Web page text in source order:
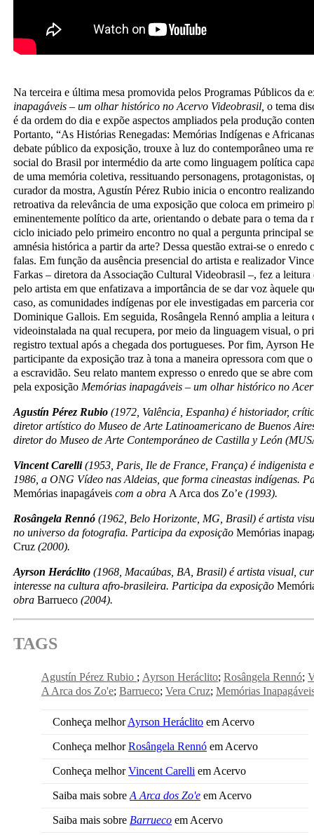
Na terceira e última mesa promovida pelos Programas Públicos da
inapagáveis – um olhar histórico no Acervo Videobrasil, o tema
é da ordem do dia e expõe aspectos ampliados pela produção
Portanto, “As Histórias Renegadas: Memórias Indígenas e
debate público da exposição, trouxe à luz do contemporâneo uma
social do Brasil por intermédio da arte como linguagem política
de uma memória coletiva, ressituando personagens, protagonistas,
curador da mostra, Agustín Pérez Rubio inicia o encontro
retroativa da relevância de uma exposição que coloca em primeiro
eminentemente político da arte, orientando o debate para o tema da
ciclo iniciado pelo primeiro encontro no qual a pergunta principal
amnésia histórica a partir da arte? Dessa questão extrai-se o enredo
falas. Em função da ausência presencial do artista e realizador
Farkas – diretora da Associação Cultural Videobrasil –, fez a leitura
pelo artista em que enfatizava a importância de se dar voz àquele
caso, as comunidades indígenas por ele investigadas em parceria
Dominique Gallois. Em seguida, Rosângela Rennó amplia a leitura
videoinstalada na qual recupera, por meio da linguagem visual, o
registro textual após a chegada dos portugueses. Por fim, Ayrson
participante da exposição traz à tona a maneira opressora com que
a escravidão. Seu relato mantem expresso o enredo que se abre
pela exposição Memórias inapagáveis – um olhar histórico no
Agustín Pérez Rubio (1972, Valência, Espanha) é historiador,
diretor artístico do Museo de Arte Latinoamericano de Buenos
diretor do Museo de Arte Contemporáneo de Castilla y León
Vincent Carelli(1953, Paris, Ile de France, França) é indigenista
1986, a ONG Vídeo nas Aldeias, que forma cineastas indígenas.
Memórias inapagáveis com a obra A Arca dos Zo’e (1993).
Rosângela Rennó (1962, Belo Horizonte, MG, Brasil) é artista
no universo da fotografia. Participa da exposição Memórias
Cruz (2000).
Ayrson Heráclito (1968, Macaúbas, BA, Brasil) é artista visual,
interesse na cultura afro-brasileira. Participa da exposição
obra Barrueco (2004).
TAGS
Agustín Pérez Rubio Ayrson Heráclito Rosângela Rennó
A Arca dos Zo'e Barrueco Vera Cruz Memórias
Conheça melhorAyrson Heráclito em Acervo
Conheça melhorRosângela Rennó em Acervo
Conheça melhorVincent Carelli em Acervo
Saiba mais sobre A Arca dos Zo'e em Acervo
Saiba mais sobre Barrueco em Acervo